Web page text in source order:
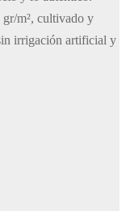
m², cultivado y
irrigación artificial y